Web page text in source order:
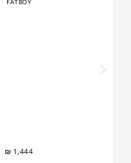
FATBOY
₪ 1,444